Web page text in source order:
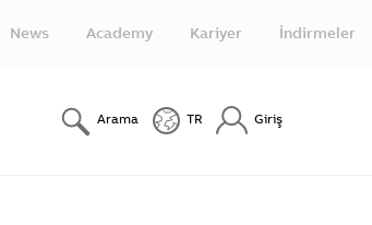
News Academy Kariyer İndirmeler
Arama TR Giriş